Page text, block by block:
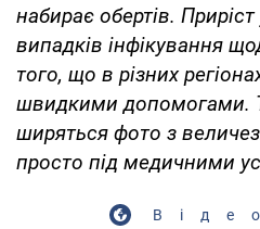
набирає обертів.
випадків інфікування
того, що в різних
швидкими допомогами.
ширяться фото з
просто під медичними